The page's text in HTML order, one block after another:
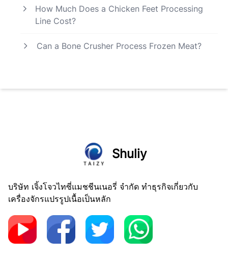
How Much Does a Chicken Feet Processing
Line Cost?
Can a Bone Crusher Process Frozen Meat?
Shuliy
บริษัท เจิ้งโจวไทซี่แมชชีนเนอรี่ จำกัด ทำธุรกิจเกี่ยวกับ
เครื่องจักรแปรรูปเนื้อเป็นหลัก